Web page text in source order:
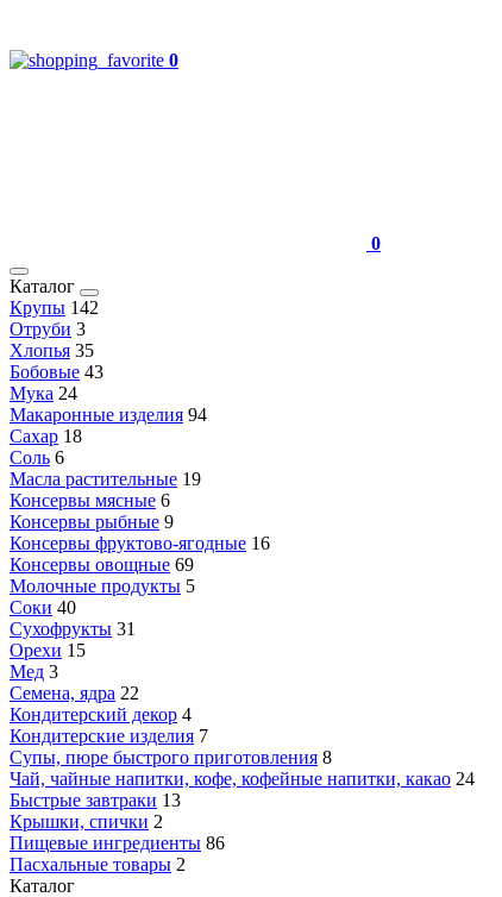
0
0
Каталог
Крупы 142
Отруби 3
Хлопья 35
Бобовые 43
Мука 24
Макаронные изделия 94
Сахар 18
Соль 6
Масла растительные 19
Консервы мясные 6
Консервы рыбные 9
Консервы фруктово-ягодные 16
Консервы овощные 69
Молочные продукты 5
Соки 40
Сухофрукты 31
Орехи 15
Мед 3
Семена, ядра 22
Кондитерский декор 4
Кондитерские изделия 7
Супы, пюре быстрого приготовления 8
Чай, чайные напитки, кофе, кофейные напитки, какао 24
Быстрые завтраки 13
Крышки, спички 2
Пищевые ингредиенты 86
Пасхальные товары 2
Каталог